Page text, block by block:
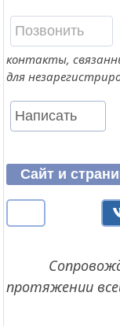
Позвонить
контакты,
для
Написать
Сайт и
протяжении